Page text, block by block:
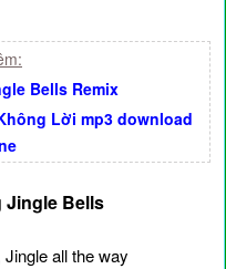
Bells Remix
Lời mp3 download
Jingle Bells
all the way